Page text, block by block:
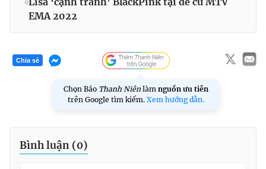
EMA 2022
Chia sẻ
Chọn Báo Thanh Niên làm nguồn ưu tiên
trên Google tìm kiếm. Xem hướng dẫn.
Bình luận (0)